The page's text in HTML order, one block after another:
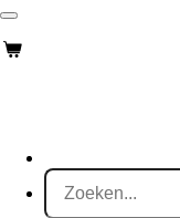
Ga
direct
naar